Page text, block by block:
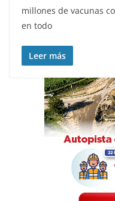
millones de vacunas
en todo
Leer más